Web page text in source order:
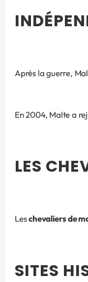
Après la guerre,
En 2004, Malte a
LES
Les chevaliers de
SITES